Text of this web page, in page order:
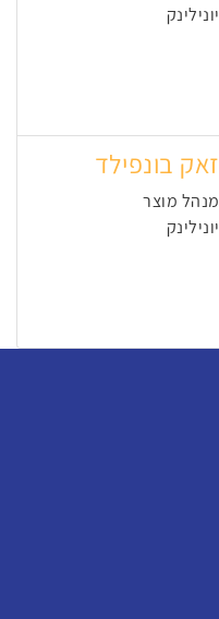
יונילינק
זאק בונפילד
מנהל מוצר
יונילינק